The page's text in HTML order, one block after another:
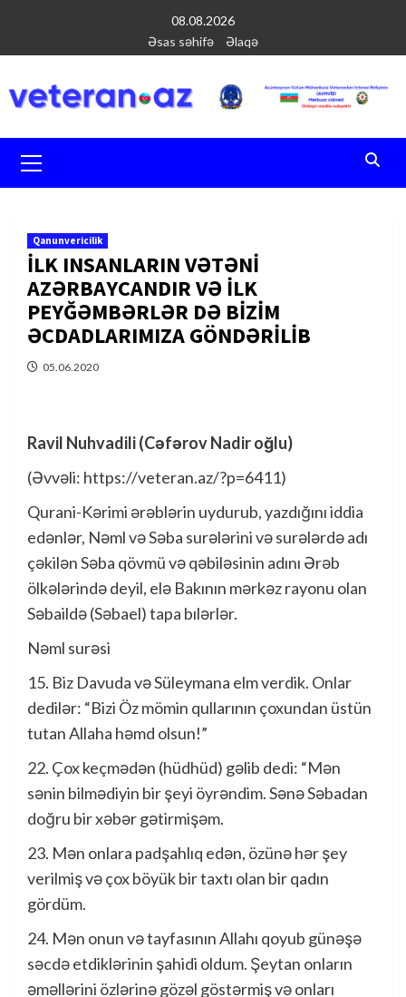
содержимому
08.08.2026
Əsas səhifə
Əlaqə
меню
Qanunvericilik
İLK INSANLARIN VƏTƏNİ
AZƏRBAYCANDIR VƏ İLK
PEYĞƏMBƏRLƏR DƏ BİZİM
ƏCDADLARIMIZA GÖNDƏRİLİB
05.06.2020
Ravil Nuhvadili (Cəfərov Nadir oğlu)
(Əvvəli: https://veteran.az/?p=6411)
Qurani-Kərimi ərəblərin uydurub, yazdığını iddia
edənlər, Nəml və Səba surələrini və surələrdə adı
çəkilən Səba qövmü və qəbiləsinin adını Ərəb
ölkələrində deyil, elə Bakının mərkəz rayonu olan
Səbaildə (Səbael) tapa bılərlər.
Nəml surəsi
15. Biz Davuda və Süleymana elm verdik. Onlar
dedilər: “Bizi Öz mömin qullarının çoxundan üstün
tutan Allaha həmd olsun!”
22. Çox keçmədən (hüdhüd) gəlib dedi: “Mən
sənin bilmədiyin bir şeyi öyrəndim. Sənə Səbadan
doğru bir xəbər gətirmişəm.
23. Mən onlara padşahlıq edən, özünə hər şey
verilmiş və çox böyük bir taxtı olan bir qadın
gördüm.
24. Mən onun və tayfasının Allahı qoyub günəşə
səcdə etdiklərinin şahidi oldum. Şeytan onların
əməllərini özlərinə gözəl göstərmiş və onları